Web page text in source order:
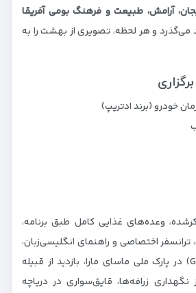
آرامش، طبیعت و فرهنگ بومی آفریقا
می‌گذرد و هر لحظه، تصویری از بهشت را به
خودرو (برند ادتریپ)
وعده‌های غذایی کامل طبق برنامه،
اختصاصی و راهنمای انگلیسی‌زبان،
گیم درایو (Game Drive) در پارک ملی ماسای مارا، بازدید از قبیله
نگهداری زرافه‌ها، قایق‌سواری در دریاچه